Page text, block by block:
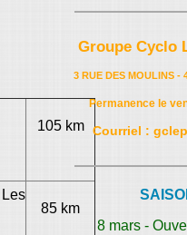
105 km
Les
85 km
Groupe Cyclo
3 RUE DES MOULINS -
Permanence le
Courriel :
8 mars -